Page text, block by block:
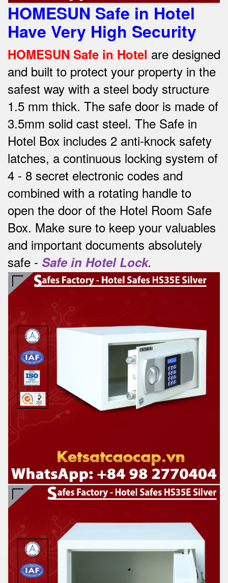
HOMESUN Safe in Hotel
Have Very High Security
HOMESUN Safe in Hotel are designed
and built to protect your property in the
safest way with a steel body structure
1.5 mm thick. The safe door is made of
3.5mm solid cast steel. The Safe in
Hotel Box includes 2 anti-knock safety
latches, a continuous locking system of
4 - 8 secret electronic codes and
combined with a rotating handle to
open the door of the Hotel Room Safe
Box. Make sure to keep your valuables
and important documents absolutely
safe - Safe in Hotel Lock.